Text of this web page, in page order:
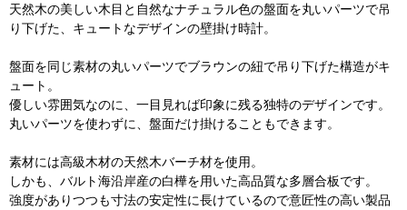
天然木の美しい木目と自然なナチュラル色の盤面を丸いパーツで吊
り下げた、キュートなデザインの壁掛け時計。
盤面を同じ素材の丸いパーツでブラウンの紐で吊り下げた構造がキ
ュート。
優しい雰囲気なのに、一目見れば印象に残る独特のデザインです。
丸いパーツを使わずに、盤面だけ掛けることもできます。
素材には高級木材の天然木バーチ材を使用。
しかも、バルト海沿岸産の白樺を用いた高品質な多層合板です。
強度がありつつも寸法の安定性に長けているので意匠性の高い製品